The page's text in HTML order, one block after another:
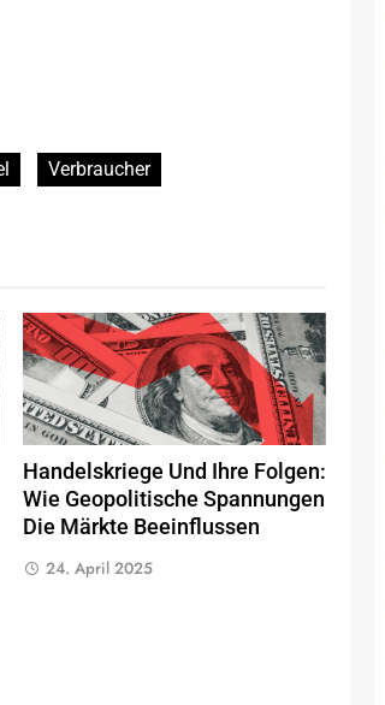
Verbraucher
Handelskriege Und Ihre Folgen:
Wie Geopolitische Spannungen
Die Märkte Beeinflussen
24. April 2025